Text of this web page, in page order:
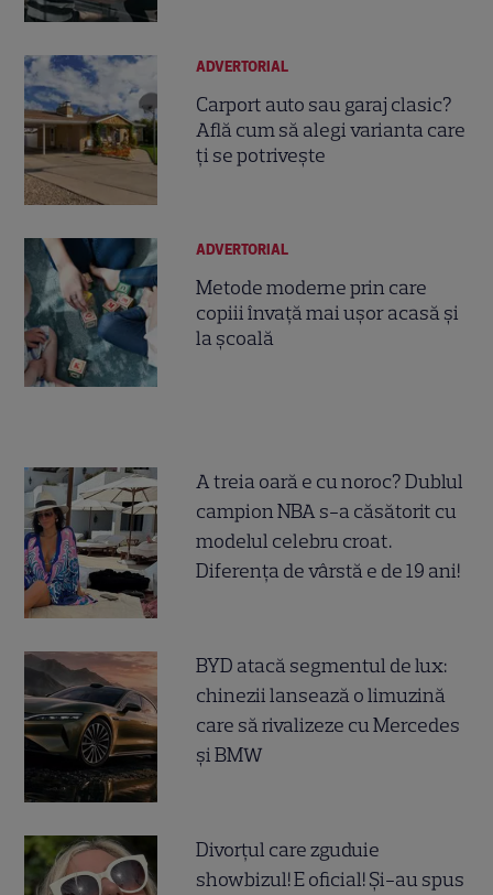
ADVERTORIAL
Carport auto sau garaj clasic?
Află cum să alegi varianta care
ți se potrivește
ADVERTORIAL
Metode moderne prin care
copiii învață mai ușor acasă și
la școală
A treia oară e cu noroc? Dublul
campion NBA s-a căsătorit cu
modelul celebru croat.
Diferența de vârstă e de 19 ani!
BYD atacă segmentul de lux:
chinezii lansează o limuzină
care să rivalizeze cu Mercedes
și BMW
Divorțul care zguduie
showbizul! E oficial! Și-au spus